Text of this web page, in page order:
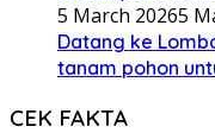
5 March 20265
Datang ke
tanam pohon
CEK FAKTA